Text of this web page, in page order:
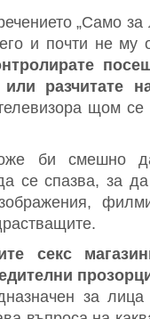
„Само
и почти не
разчитате
щом се
би смешно
се спазва, за
секс
за